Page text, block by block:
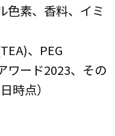
色素、香料、イミ
、PEG
ワード2023、その
時点）